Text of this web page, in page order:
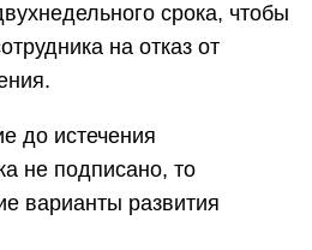
срока, чтобы
на отказ от
до истечения
не подписано, то
варианты развития